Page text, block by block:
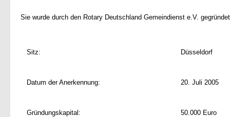
Sie wurde durch den Rotary Deutschland Gemeindienst e.V.
Sitz: Düsseldorf
Datum der Anerkennung: 20. Juli 2005
Gründungskapital: 50.000 Euro